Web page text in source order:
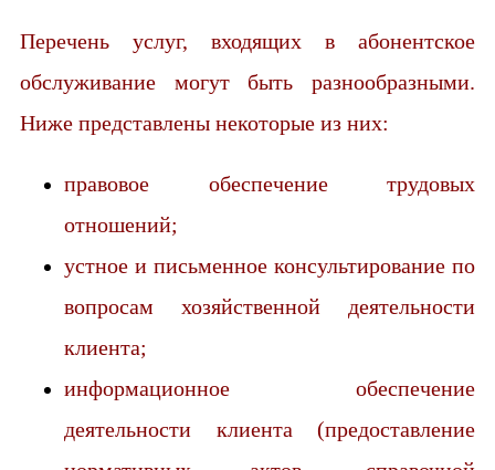
Перечень услуг, входящих в абонентское
обслуживание могут быть разнообразными.
Ниже представлены некоторые из них:
правовое обеспечение трудовых
отношений;
устное и письменное консультирование по
вопросам хозяйственной деятельности
клиента;
информационное обеспечение
деятельности клиента (предоставление